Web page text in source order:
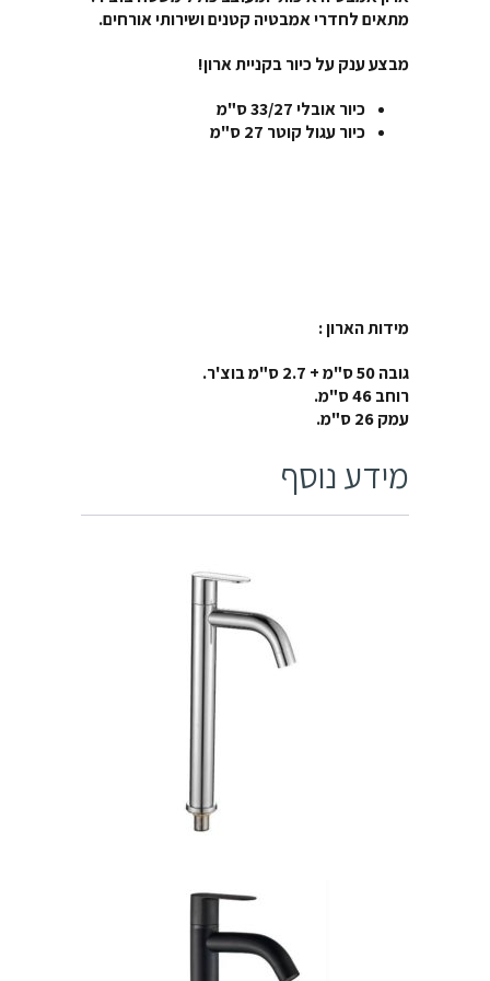
מתאים לחדרי אמבטיה קטנים ושירותי אורחים.
מבצע ענק על כיור בקניית ארון!
כיור אובלי 33/27 ס"מ
כיור עגול קוטר 27 ס"מ
מידות הארון :
גובה 50 ס"מ + 2.7 ס"מ בוצ'ר.
רוחב 46 ס"מ.
עמק 26 ס"מ.
מידע נוסף